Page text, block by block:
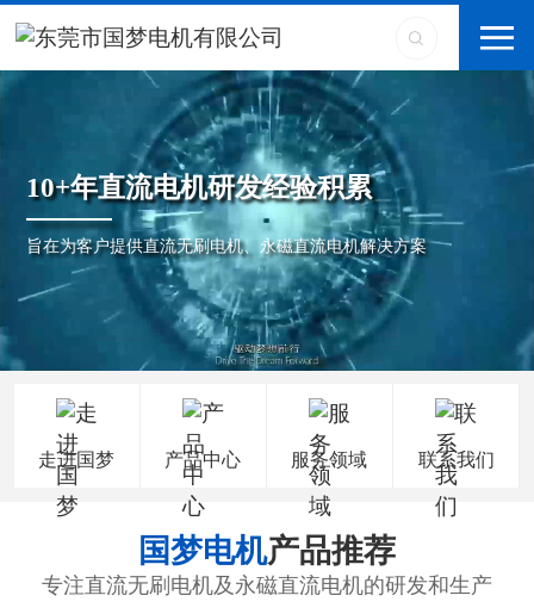
10+年直流电机研发经验积累
旨在为客户提供直流无刷电机、永磁直流电机解决方案
走进国梦 产品中心 服务领域 联系我们
国梦电机产品推荐
专注直流无刷电机及永磁直流电机的研发和生产